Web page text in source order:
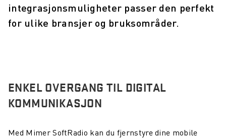
integrasjonsmuligheter passer den perfekt
for ulike bransjer og bruksområder.
ENKEL OVERGANG TIL DIGITAL
KOMMUNIKASJON
Med Mimer SoftRadio kan du fjernstyre dine mobile